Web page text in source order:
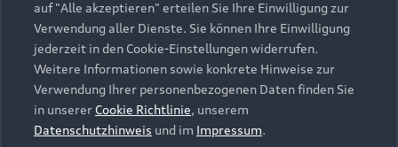
Aktionen & Angebote
Geschäftskunden
Audi digital services
myAudi
Händlersuche
Audi Code
Häufige Fragen (FAQ)
Audi Online Beratung
Unternehmen
Karriere
Investor Relations
Presse & Media Center
© 2026 AUDI AG. Alle Rechte vorbehalten
auf "Alle akzeptieren" erteilen Sie Ihre Einwilligung zur
Verwendung aller Dienste. Sie können Ihre Einwilligung
jederzeit in den Cookie-Einstellungen widerrufen.
Weitere Informationen sowie konkrete Hinweise zur
Verwendung Ihrer personenbezogenen Daten finden Sie
in unserer Cookie Richtlinie, unserem
Datenschutzhinweis und im Impressum.